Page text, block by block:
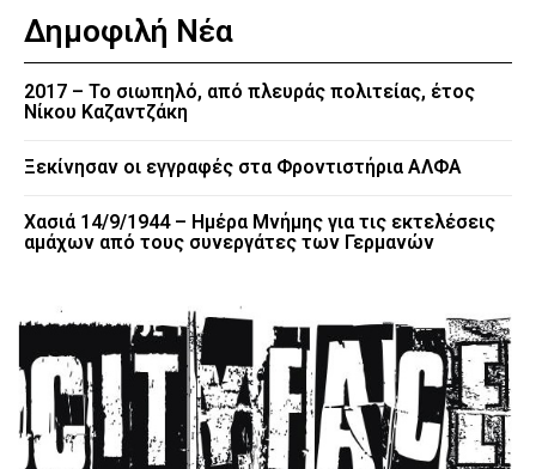
Δημοφιλή Νέα
2017 – Το σιωπηλό, από πλευράς πολιτείας, έτος
Νίκου Καζαντζάκη
Ξεκίνησαν οι εγγραφές στα Φροντιστήρια ΑΛΦΑ
Χασιά 14/9/1944 – Ημέρα Μνήμης για τις εκτελέσεις
αμάχων από τους συνεργάτες των Γερμανών